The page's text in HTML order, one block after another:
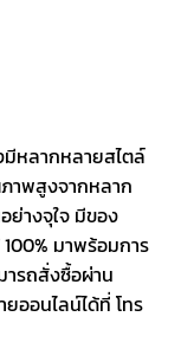
หลากหลายสไตล์
าพสูงจากหลาก
ย่างจุใจ มีของ
มาพร้อมการ
ารถสั่งซื้อผ่าน
ออนไลน์ได้ที่ โทร